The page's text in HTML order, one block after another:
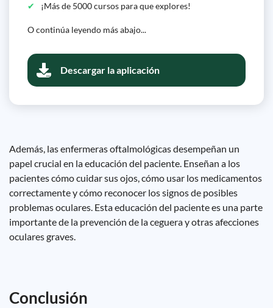
¡Más de 5000 cursos para que explores!
O continúa leyendo más abajo...
Descargar la aplicación
Además, las enfermeras oftalmológicas desempeñan un
papel crucial en la educación del paciente. Enseñan a los
pacientes cómo cuidar sus ojos, cómo usar los medicamentos
correctamente y cómo reconocer los signos de posibles
problemas oculares. Esta educación del paciente es una parte
importante de la prevención de la ceguera y otras afecciones
oculares graves.
Conclusión